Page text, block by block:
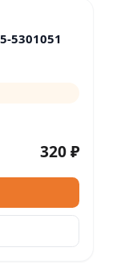
5301051
320 ₽